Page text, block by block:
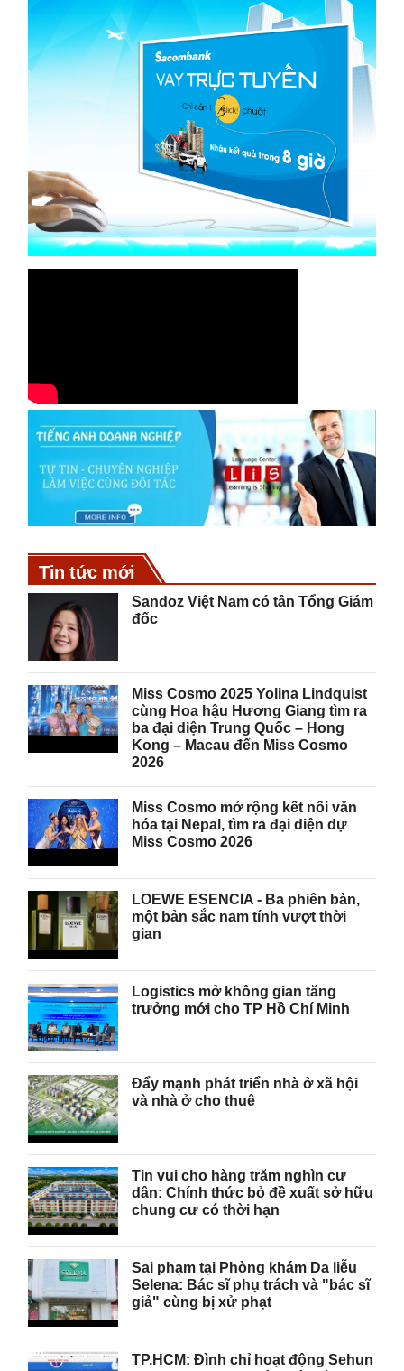
Tin tức mới
Sandoz Việt Nam có tân Tổng Giám
đốc
Miss Cosmo 2025 Yolina Lindquist
cùng Hoa hậu Hương Giang tìm ra
ba đại diện Trung Quốc – Hong
Kong – Macau đến Miss Cosmo
2026
Miss Cosmo mở rộng kết nối văn
hóa tại Nepal, tìm ra đại diện dự
Miss Cosmo 2026
LOEWE ESENCIA - Ba phiên bản,
một bản sắc nam tính vượt thời
gian
Logistics mở không gian tăng
trưởng mới cho TP Hồ Chí Minh
Đẩy mạnh phát triển nhà ở xã hội
và nhà ở cho thuê
Tin vui cho hàng trăm nghìn cư
dân: Chính thức bỏ đề xuất sở hữu
chung cư có thời hạn
Sai phạm tại Phòng khám Da liễu
Selena: Bác sĩ phụ trách và "bác sĩ
giả" cùng bị xử phạt
TP.HCM: Đình chỉ hoạt động Sehun